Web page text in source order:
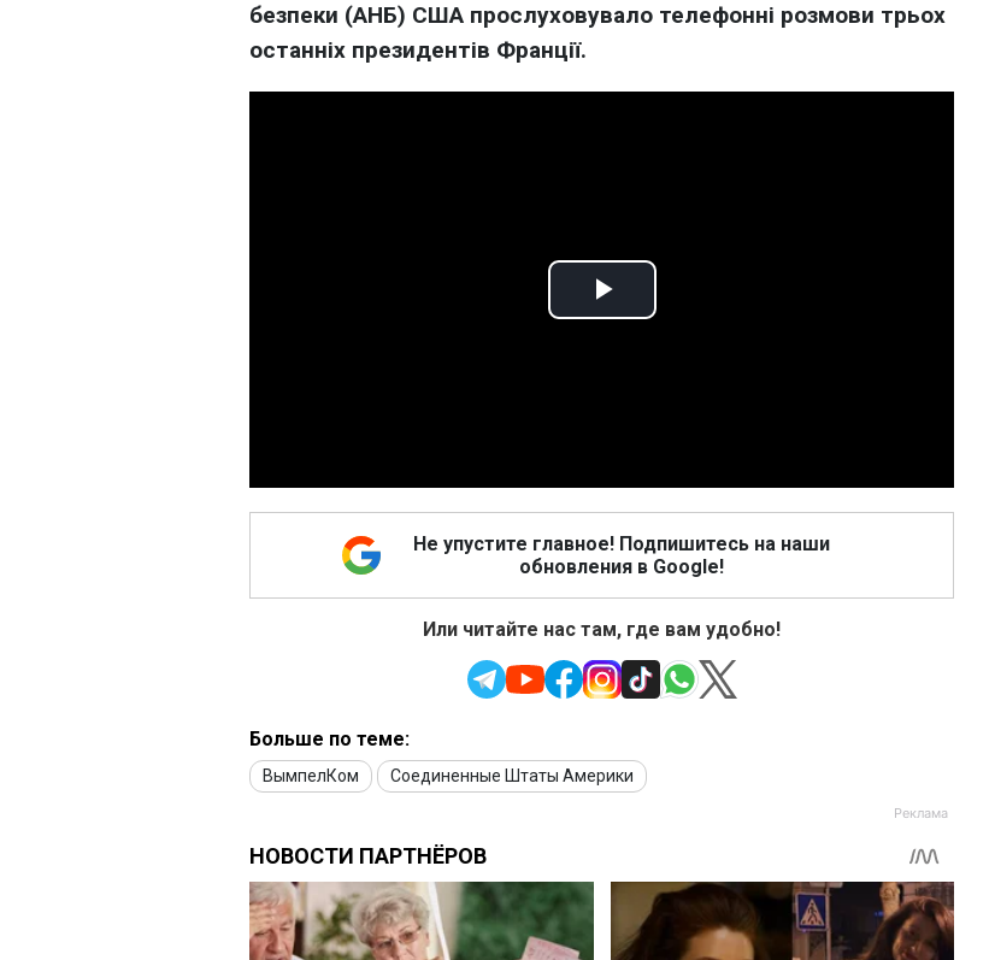
безпеки (АНБ) США прослуховувало телефонні розмови трьох
останніх президентів Франції.
Play
Не упустите главное! Подпишитесь на наши
обновления в Google!
Или читайте нас там, где вам удобно!
Больше по теме:
ВымпелКом Соединенные Штаты Америки